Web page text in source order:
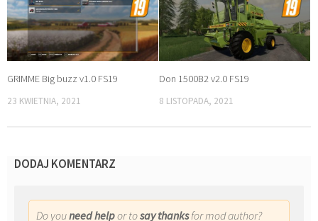
GRIMME Big buzz v1.0 FS19
23 KWIETNIA, 2021
Don 1500B2 v2.0 FS19
8 LISTOPADA, 2021
DODAJ KOMENTARZ
Do youneed helpor tosay thanksfor mod author?